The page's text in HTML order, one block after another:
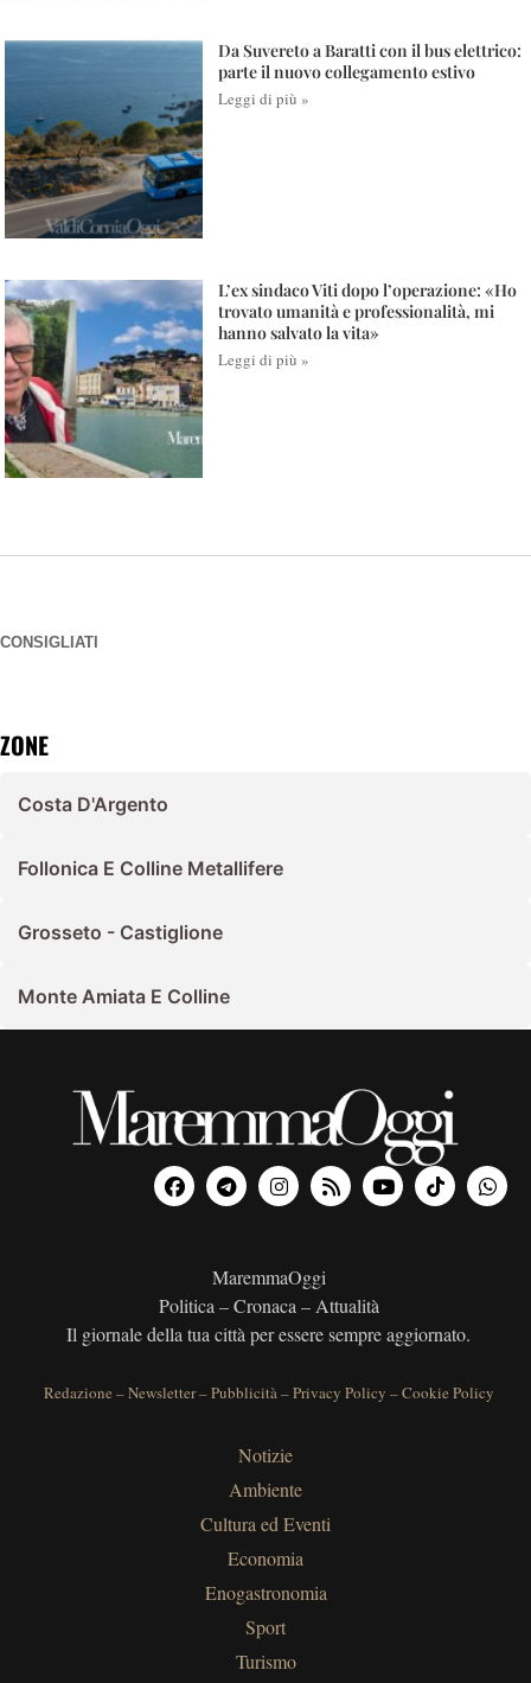
Da Suvereto a Baratti con il bus elettrico:
parte il nuovo collegamento estivo
Leggi di più »
L’ex sindaco Viti dopo l’operazione: «Ho
trovato umanità e professionalità, mi
hanno salvato la vita»
Leggi di più »
CONSIGLIATI
ZONE
Costa D'Argento
Follonica E Colline Metallifere
Grosseto - Castiglione
Monte Amiata E Colline
MaremmaOggi
Politica – Cronaca – Attualità
Il giornale della tua città per essere sempre aggiornato.
Redazione –Newsletter–Pubblicità–Privacy Policy –Cookie Policy
Notizie
Ambiente
Cultura ed Eventi
Economia
Enogastronomia
Sport
Turismo